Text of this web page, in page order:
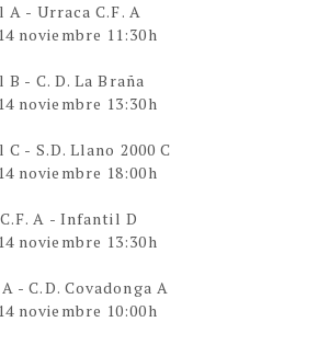
- Urraca C.F. A
noviembre 11:30h
- C. D. La Braña
noviembre 13:30h
- S.D. Llano 2000 C
noviembre 18:00h
A - Infantil D
noviembre 13:30h
- C.D. Covadonga A
noviembre 10:00h